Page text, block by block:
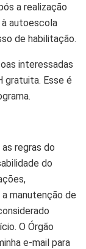
a realização
autoescola
de habilitação.
interessadas
gratuita. Esse é
regras do
do
manutenção de
O Órgão
e-mail para